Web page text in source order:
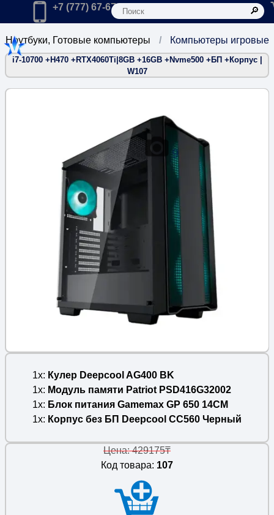
Главная
Позвонить в компанию по телефону:
+7 (777) 67-67-666
Компьютеры игровые
Ноутбуки, Готовые компьютеры
i7-10700 +H470 +RTX4060Ti|8GB +16GB +Nvme500 +БП +Корпус |
W107
1x
Кулер Deepcool AG400 BK
1x
Модуль памяти Patriot PSD416G32002
1x
Блок питания Gamemax GP 650 14CM
1x
Корпус без БП Deepcool CC560 Черный
Цена: 429175₸
Код товара: 107